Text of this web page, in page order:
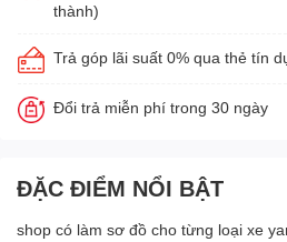
thành)
Trả góp lãi suất 0% qua thẻ tín
Đổi trả miễn phí trong 30 ngày
ĐẶC ĐIỂM NỔI BẬT
shop có làm sơ đồ cho từng loại xe